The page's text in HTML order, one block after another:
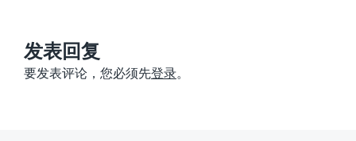
：
发表回复
要发表评论，您必须先登录。